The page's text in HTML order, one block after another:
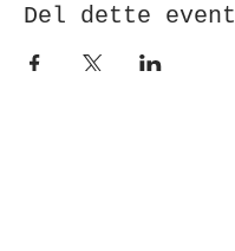
Del dette event